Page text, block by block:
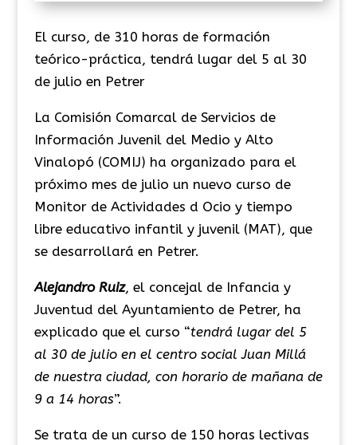
El curso, de 310 horas de formación
teórico-práctica, tendrá lugar del 5 al 30
de julio en Petrer
La Comisión Comarcal de Servicios de
Información Juvenil del Medio y Alto
Vinalopó (COMIJ) ha organizado para el
próximo mes de julio un nuevo curso de
Monitor de Actividades d Ocio y tiempo
libre educativo infantil y juvenil (MAT), que
se desarrollará en Petrer.
Alejandro Ruiz, el concejal de Infancia y
Juventud del Ayuntamiento de Petrer, ha
explicado que el curso “tendrá lugar del 5
al 30 de julio en el centro social Juan Millá
de nuestra ciudad, con horario de mañana de
9 a 14 horas”.
Se trata de un curso de 150 horas lectivas